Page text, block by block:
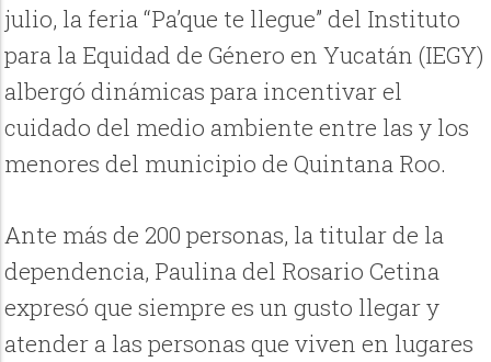
julio, la feria “Pa’que te llegue” del Instituto
para la Equidad de Género en Yucatán (IEGY)
albergó dinámicas para incentivar el
cuidado del medio ambiente entre las y los
menores del municipio de Quintana Roo.
Ante más de 200 personas, la titular de la
dependencia, Paulina del Rosario Cetina
expresó que siempre es un gusto llegar y
atender a las personas que viven en lugares